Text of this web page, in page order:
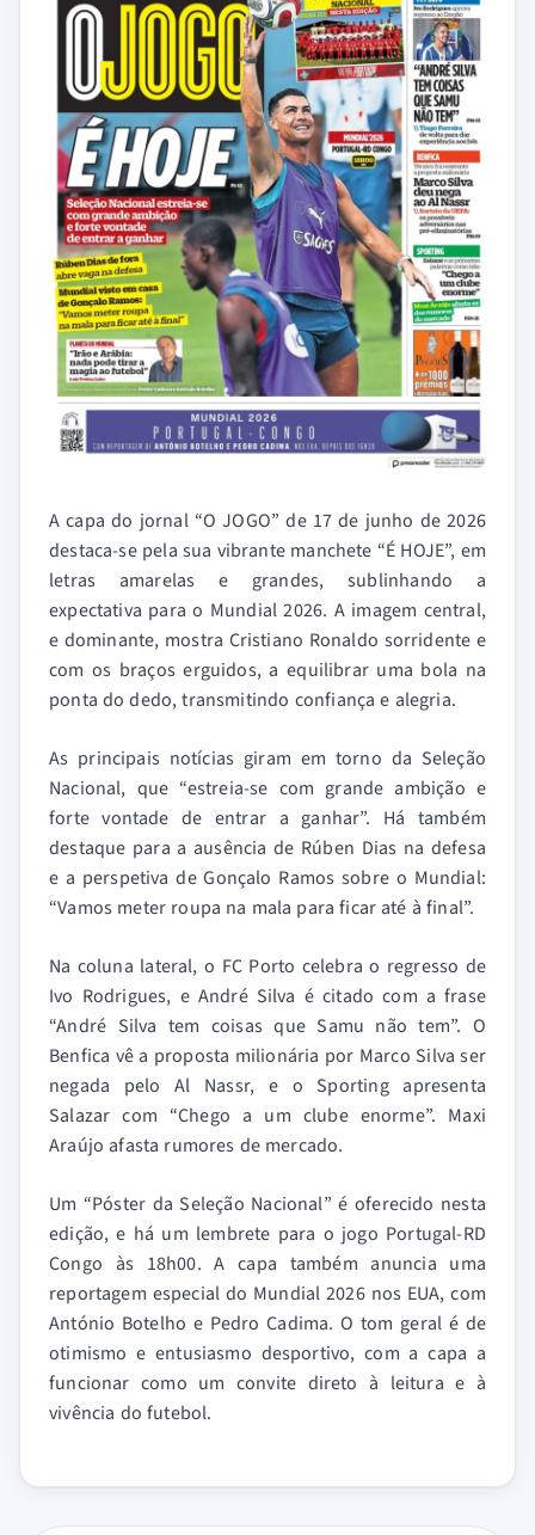
A capa do jornal “O JOGO” de 17 de junho de 2026
destaca-se pela sua vibrante manchete “É HOJE”, em
letras amarelas e grandes, sublinhando a
expectativa para o Mundial 2026. A imagem central,
e dominante, mostra Cristiano Ronaldo sorridente e
com os braços erguidos, a equilibrar uma bola na
ponta do dedo, transmitindo confiança e alegria.
As principais notícias giram em torno da Seleção
Nacional, que “estreia-se com grande ambição e
forte vontade de entrar a ganhar”. Há também
destaque para a ausência de Rúben Dias na defesa
e a perspetiva de Gonçalo Ramos sobre o Mundial:
“Vamos meter roupa na mala para ficar até à final”.
Na coluna lateral, o FC Porto celebra o regresso de
Ivo Rodrigues, e André Silva é citado com a frase
“André Silva tem coisas que Samu não tem”. O
Benfica vê a proposta milionária por Marco Silva ser
negada pelo Al Nassr, e o Sporting apresenta
Salazar com “Chego a um clube enorme”. Maxi
Araújo afasta rumores de mercado.
Um “Póster da Seleção Nacional” é oferecido nesta
edição, e há um lembrete para o jogo Portugal-RD
Congo às 18h00. A capa também anuncia uma
reportagem especial do Mundial 2026 nos EUA, com
António Botelho e Pedro Cadima. O tom geral é de
otimismo e entusiasmo desportivo, com a capa a
funcionar como um convite direto à leitura e à
vivência do futebol.